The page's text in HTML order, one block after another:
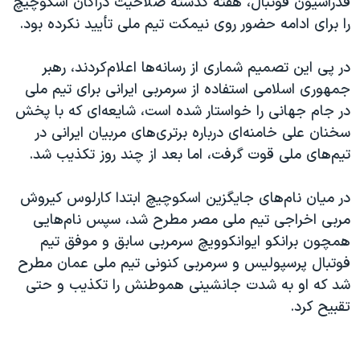
سفر پرزیدنت ترامپ به چین
را برای ادامه حضور روی نیمکت تیم ملی تأیید نکرده بود.
در پی این تصمیم شماری از رسانه‌‌ها اعلام‌کردند، رهبر
جمهوری اسلامی استفاده از سرمربی ایرانی برای تیم ملی
در جام جهانی را خواستار شده‌ است، شایعه‌ای که با پخش
سخنان علی خامنه‌ای درباره برتری‌های مربیان ایرانی در
تیم‌های ملی قوت گرفت، اما بعد از چند روز تکذیب شد.
در میان نام‌های جایگزین اسکوچیچ ابتدا کارلوس کیروش
مربی اخراجی تیم ملی مصر مطرح شد، سپس نام‌هایی
همچون برانکو ایوانکوویچ سرمربی سابق و موفق تیم
فوتبال پرسپولیس و سرمربی کنونی تیم ملی عمان مطرح
شد که او به شدت جانشینی هموطنش را تکذیب و حتی
تقبیح کرد.